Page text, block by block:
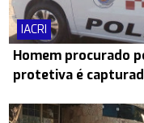
IACRI
Homem procurado
protetiva é